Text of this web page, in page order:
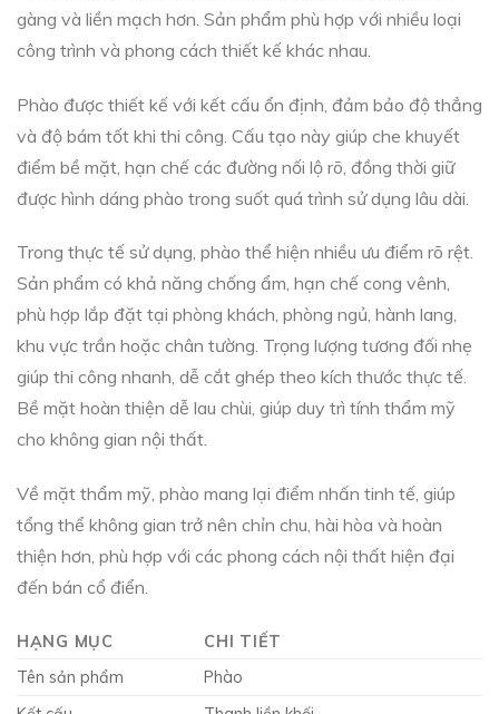
gàng và liền mạch hơn. Sản phẩm phù hợp với nhiều loại
công trình và phong cách thiết kế khác nhau.
Phào được thiết kế với kết cấu ổn định, đảm bảo độ thẳng
và độ bám tốt khi thi công. Cấu tạo này giúp che khuyết
điểm bề mặt, hạn chế các đường nối lộ rõ, đồng thời giữ
được hình dáng phào trong suốt quá trình sử dụng lâu dài.
Trong thực tế sử dụng, phào thể hiện nhiều ưu điểm rõ rệt.
Sản phẩm có khả năng chống ẩm, hạn chế cong vênh,
phù hợp lắp đặt tại phòng khách, phòng ngủ, hành lang,
khu vực trần hoặc chân tường. Trọng lượng tương đối nhẹ
giúp thi công nhanh, dễ cắt ghép theo kích thước thực tế.
Bề mặt hoàn thiện dễ lau chùi, giúp duy trì tính thẩm mỹ
cho không gian nội thất.
Về mặt thẩm mỹ, phào mang lại điểm nhấn tinh tế, giúp
tổng thể không gian trở nên chỉn chu, hài hòa và hoàn
thiện hơn, phù hợp với các phong cách nội thất hiện đại
đến bán cổ điển.
HẠNG MỤC
CHI TIẾT
Tên sản phẩm
Phào